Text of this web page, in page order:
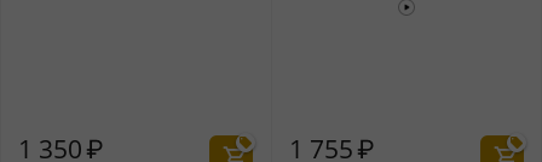
1 350₽ 1 755₽